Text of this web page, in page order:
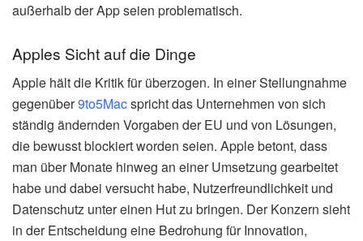
außerhalb der App seien problematisch.
Apples Sicht auf die Dinge
Apple hält die Kritik für überzogen. In einer Stellungnahme
gegenüber9to5Macspricht das Unternehmen von sich
ständig ändernden Vorgaben der EU und von Lösungen,
die bewusst blockiert worden seien. Apple betont, dass
man über Monate hinweg an einer Umsetzung gearbeitet
habe und dabei versucht habe, Nutzerfreundlichkeit und
Datenschutz unter einen Hut zu bringen. Der Konzern sieht
in der Entscheidung eine Bedrohung für Innovation,